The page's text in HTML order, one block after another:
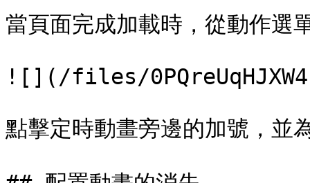
當頁面完成加載時，從動作選
![](/files/
點擊定時動畫旁邊的加號，並